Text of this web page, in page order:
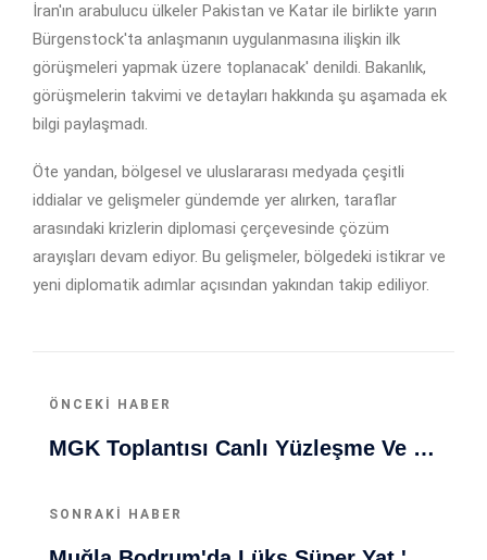
İran'ın arabulucu ülkeler Pakistan ve Katar ile birlikte yarın
Bürgenstock'ta anlaşmanın uygulanmasına ilişkin ilk
görüşmeleri yapmak üzere toplanacak' denildi. Bakanlık,
görüşmelerin takvimi ve detayları hakkında şu aşamada ek
bilgi paylaşmadı.
Öte yandan, bölgesel ve uluslararası medyada çeşitli
iddialar ve gelişmeler gündemde yer alırken, taraflar
arasındaki krizlerin diplomasi çerçevesinde çözüm
arayışları devam ediyor. Bu gelişmeler, bölgedeki istikrar ve
yeni diplomatik adımlar açısından yakından takip ediliyor.
ÖNCEKI HABER
MGK Toplantısı Canlı Yüzleşme Ve Orta Doğu’da Barış Çabaları
SONRAKI HABER